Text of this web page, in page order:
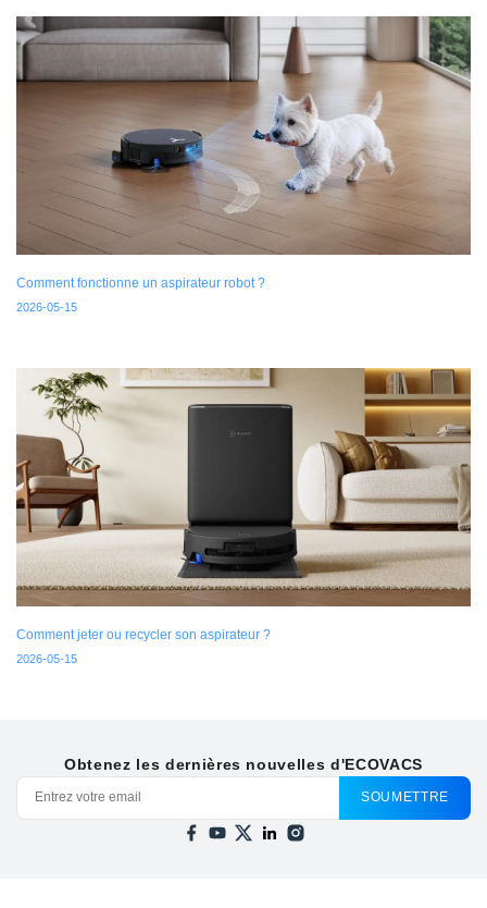
Comment fonctionne un aspirateur robot ?
2026-05-15
Comment jeter ou recycler son aspirateur ?
2026-05-15
Obtenez les dernières nouvelles d'ECOVACS
SOUMETTRE